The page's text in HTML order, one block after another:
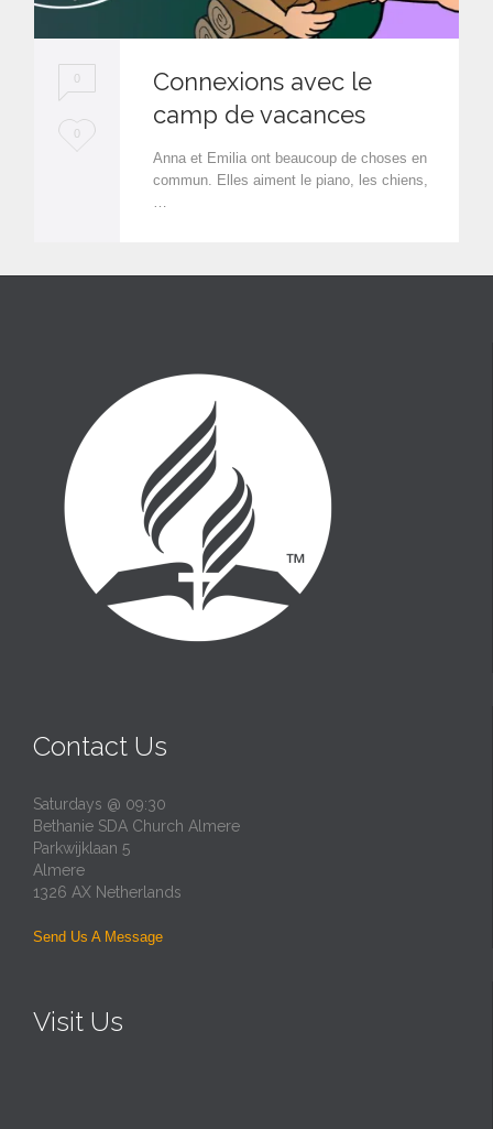
0
L
i
0
Connexions avec le
camp de vacances
Anna et Emilia ont beaucoup de choses en
commun. Elles aiment le piano, les chiens,
…
Contact Us
Saturdays @ 09:30
Bethanie SDA Church Almere
Parkwijklaan 5
Almere
1326 AX Netherlands
Send Us A Message
Visit Us